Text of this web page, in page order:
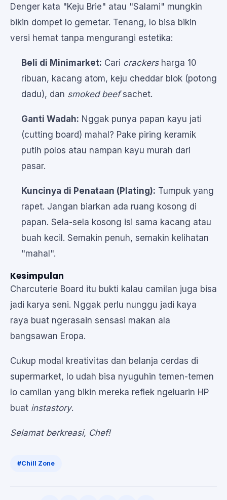
Denger kata "Keju Brie" atau "Salami" mungkin
bikin dompet lo gemetar. Tenang, lo bisa bikin
versi hemat tanpa mengurangi estetika:
Beli di Minimarket: Cari crackersharga 10
ribuan, kacang atom, keju cheddar blok (potong
dadu), dan smoked beefsachet.
Ganti Wadah: Nggak punya papan kayu jati
(cutting board) mahal? Pake piring keramik
putih polos atau nampan kayu murah dari
pasar.
Kuncinya di Penataan (Plating): Tumpuk yang
rapet. Jangan biarkan ada ruang kosong di
papan. Sela-sela kosong isi sama kacang atau
buah kecil. Semakin penuh, semakin kelihatan
"mahal".
Kesimpulan
Charcuterie Board itu bukti kalau camilan juga bisa
jadi karya seni. Nggak perlu nunggu jadi kaya
raya buat ngerasain sensasi makan ala
bangsawan Eropa.
Cukup modal kreativitas dan belanja cerdas di
supermarket, lo udah bisa nyuguhin temen-temen
lo camilan yang bikin mereka reflek ngeluarin HP
buat instastory.
Selamat berkreasi, Chef!
#Chill Zone